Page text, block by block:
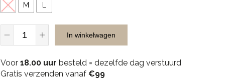
S M
Musthaves
Top
L110
In winkelwagen
Voor 18.00 uur besteld = dezelfde dag verstuurd
Gratis verzenden vanaf €99